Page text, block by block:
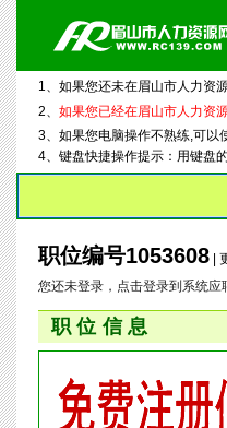
1、如果您还未在眉山市人力资
2、 如果您已经在眉山市人力资
3、如果您电脑操作不熟练,可以
4、键盘快捷操作提示：用键盘
职位编号1053608 |
您还未登录，点击登录到系统应
职位信息